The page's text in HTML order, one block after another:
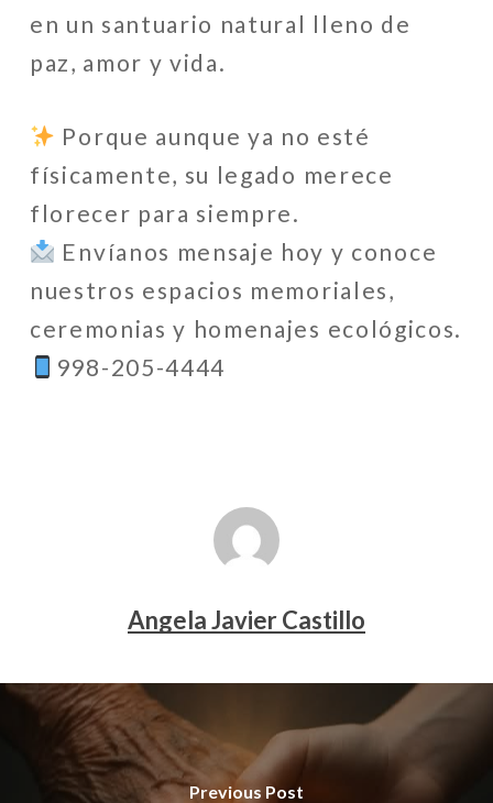
en un santuario natural lleno de
paz, amor y vida.
Porque aunque ya no esté
físicamente, su legado merece
florecer para siempre.
Envíanos mensaje hoy y conoce
nuestros espacios memoriales,
ceremonias y homenajes ecológicos.
998-205-4444
Angela Javier Castillo
Previous Post